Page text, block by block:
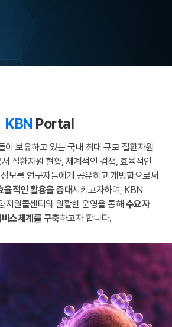
KBN Portal
이 보유하고 있는 국내 최대 규모 질환자원
질환자원 현황, 체계적인 검색, 효율적인
보를 연구자들에게 공유하고 개방함으로써
율적인 활용을 증대시키고자하며, KBN
지원콜센터의 원활한 운영을 통해 수요자
스체계를 구축하고자 합니다.